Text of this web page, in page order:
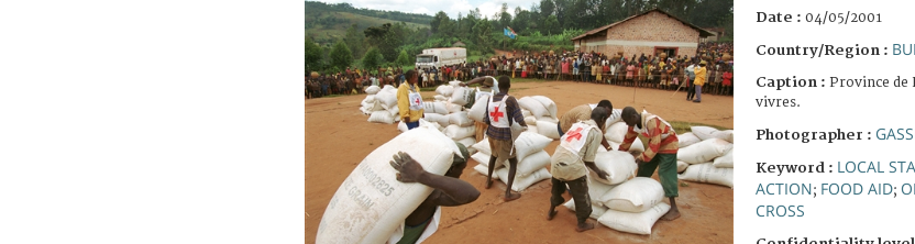
Date : 04/05/2001
Country/Region :
Caption : Province de
vivres.
Photographer :
Keyword : LOCAL
ACTION; FOOD AID;
CROSS